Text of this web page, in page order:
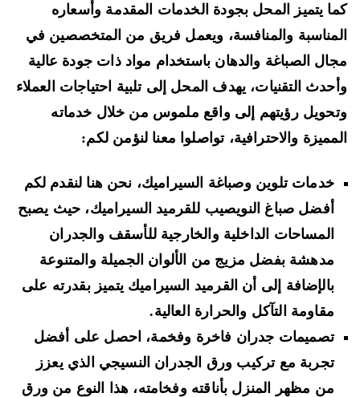
يتميز المحل بجودة الخدمات المقدمة وأسعاره
والمنافسة، ويعمل فريق من المتخصصين في
الصباغة والدهان باستخدام مواد ذات جودة عالية
التقنيات، يهدف المحل إلى تلبية احتياجات العملاء
رؤيتهم إلى واقع ملموس من خلال خدماته
والاحترافية، تواصلوا معنا لنؤمن لكم:
خدمات تلوين وصباغة السيراميك، نحن هنا لنقدم لكم
أفضل صباغ النويصيب للقرميد السيراميك، حيث يصبح
المساحات الداخلية والخارجية للأسقف والجدران
مدهشة بفضل مزيج من الألوان الجميلة والمتنوعة
بالإضافة إلى أن القرميد السيراميك يتميز بقدرته على
مقاومة التآكل والحرارة العالية.
تصميمات جدران فاخرة وفخمة، احصل على أفضل
تجربة مع تركيب ورق الجدران النسيجي الذي يعزز
من مظهر المنزل بأناقته وفخامته، هذا النوع من ورق